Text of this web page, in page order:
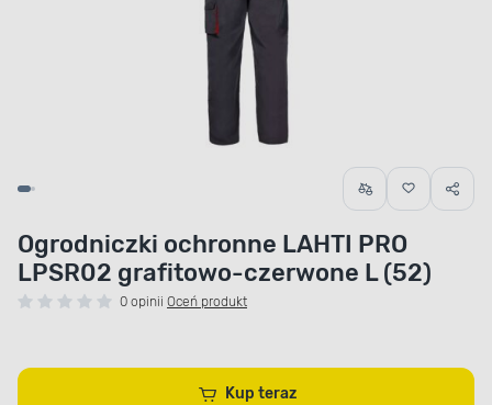
Ogrodniczki ochronne LAHTI PRO
LPSR02 grafitowo-czerwone L (52)
0 opinii Oceń produkt
Kup teraz